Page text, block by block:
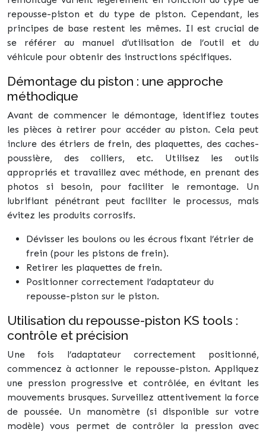
repousse-piston et du type de piston. Cependant, les
principes de base restent les mêmes. Il est crucial de
se référer au manuel d’utilisation de l’outil et du
véhicule pour obtenir des instructions spécifiques.
Démontage du piston : une approche
méthodique
Avant de commencer le démontage, identifiez toutes
les pièces à retirer pour accéder au piston. Cela peut
inclure des étriers de frein, des plaquettes, des caches-
poussière, des colliers, etc. Utilisez les outils
appropriés et travaillez avec méthode, en prenant des
photos si besoin, pour faciliter le remontage. Un
lubrifiant pénétrant peut faciliter le processus, mais
évitez les produits corrosifs.
Dévisser les boulons ou les écrous fixant l’étrier de
frein (pour les pistons de frein).
Retirer les plaquettes de frein.
Positionner correctement l’adaptateur du
repousse-piston sur le piston.
Utilisation du repousse-piston KS tools :
contrôle et précision
Une fois l’adaptateur correctement positionné,
commencez à actionner le repousse-piston. Appliquez
une pression progressive et contrôlée, en évitant les
mouvements brusques. Surveillez attentivement la force
de poussée. Un manomètre (si disponible sur votre
modèle) vous permet de contrôler la pression avec